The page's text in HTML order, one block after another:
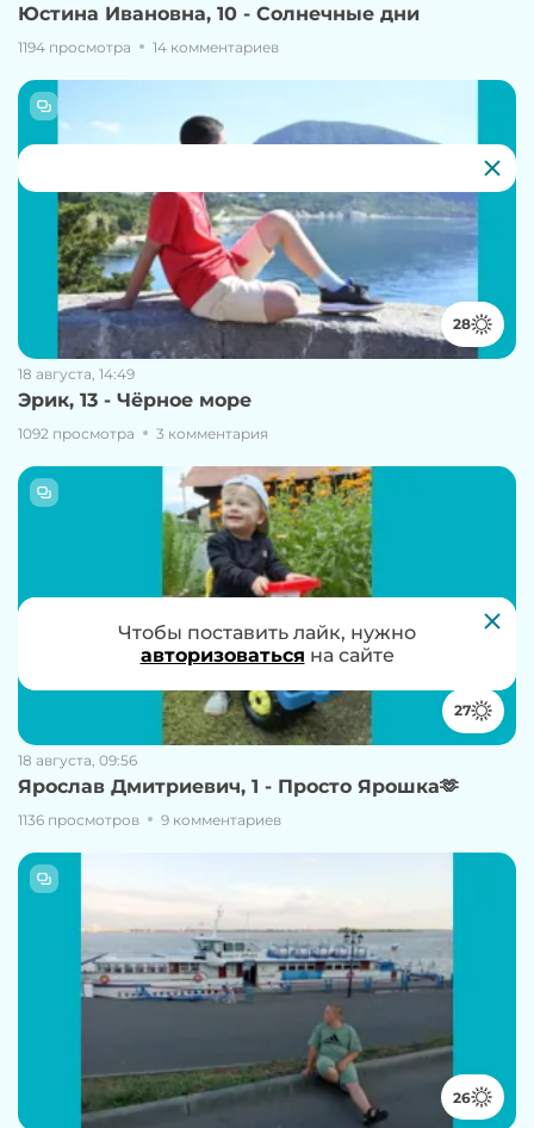
Юстина Ивановна, 10 - Солнечные дни
1194 просмотра 14 комментариев
28
18 августа, 14:49
Эрик, 13 - Чёрное море
1092 просмотра 3 комментария
27
18 августа, 09:56
Ярослав Дмитриевич, 1 - Просто Ярошка🫶
1136 просмотров 9 комментариев
26
Чтобы проголосовать за работу, нужно
авторизоваться на сайте
Чтобы поставить лайк, нужно
авторизоваться на сайте